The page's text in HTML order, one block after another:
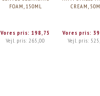
FOAM, 150ML
Vores pris:198,75
Vejl. pris:265,00
CREAM,
Vores pris:
Vejl. pris: